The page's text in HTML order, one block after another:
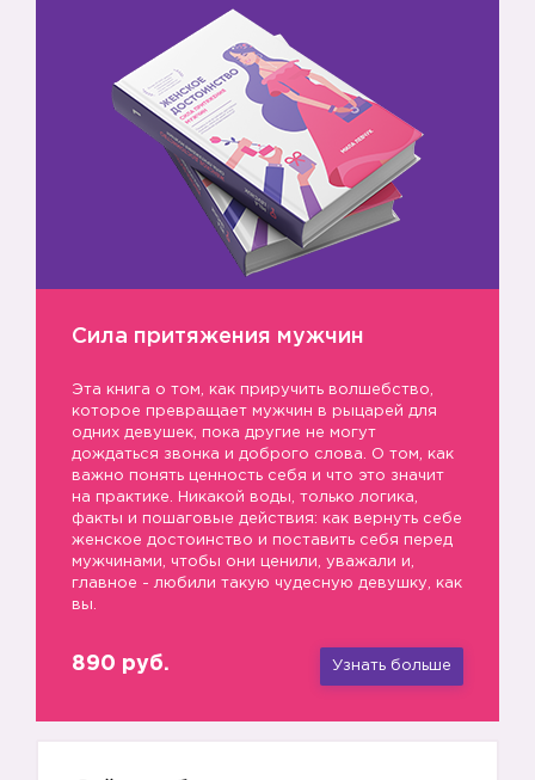
Сила притяжения мужчин
Эта книга о том, как приручить волшебство,
которое превращает мужчин в рыцарей для
одних девушек, пока другие не могут
дождаться звонка и доброго слова. О том, как
важно понять ценность себя и что это значит
на практике. Никакой воды, только логика,
факты и пошаговые действия: как вернуть себе
женское достоинство и поставить себя перед
мужчинами, чтобы они ценили, уважали и,
главное - любили такую чудесную девушку, как
вы.
890 руб. Узнать больше